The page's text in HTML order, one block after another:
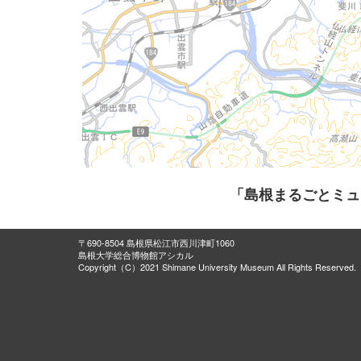
「島根まるごとミ
〒690-8504 島根県松江市西川津町1060
島根大学総合博物館アシカル
Copyright（C）2021 Shimane University Museum All Rights Reserved.